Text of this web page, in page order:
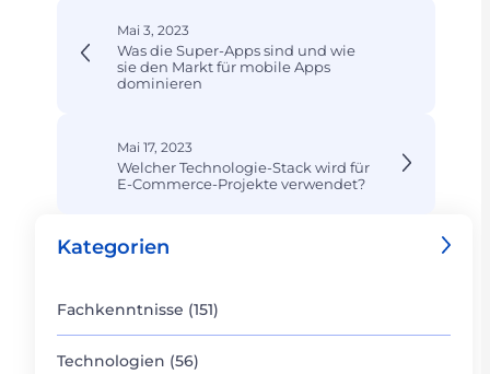
Mai 3, 2023
Was die Super-Apps sind und wie
sie den Markt für mobile Apps
dominieren
Mai 17, 2023
Welcher Technologie-Stack wird für
E-Commerce-Projekte verwendet?
Kategorien
Fachkenntnisse (151)
Technologien (56)